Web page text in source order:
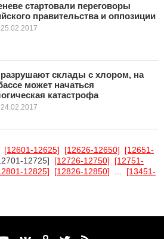
стартовали переговоры
правительства и оппозиции
склады с хлором, на
может начаться
катастрофа
[12601-12625] [12626-12650]
[12651-
12725] [12726-12750]
[12751-
12825] [12826-12850]
[13451-